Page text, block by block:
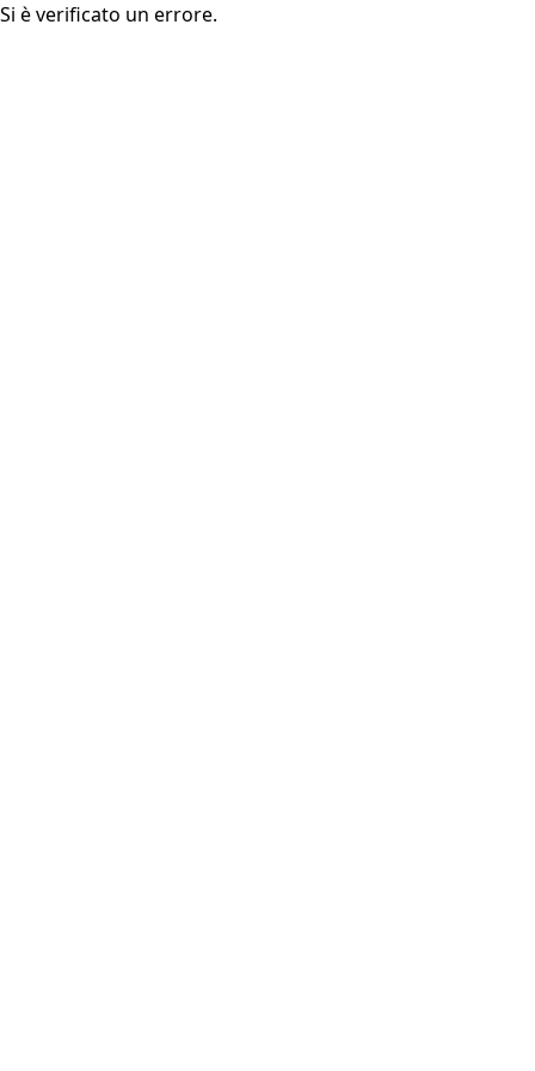
Si è verificato un errore.